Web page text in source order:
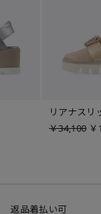
リアナスリ
￥34,100
返品着払い可